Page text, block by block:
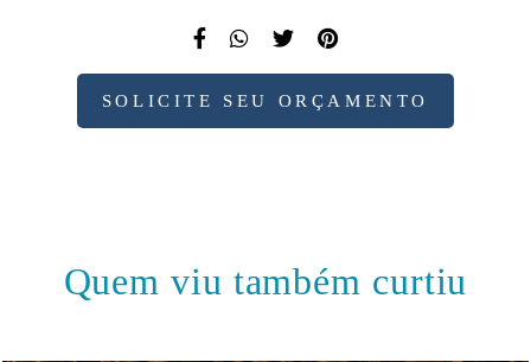
SOLICITE SEU ORÇAMENTO
Quem viu também curtiu